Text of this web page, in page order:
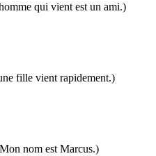
qui vient est un ami.)
fille vient rapidement.)
nom est Marcus.)